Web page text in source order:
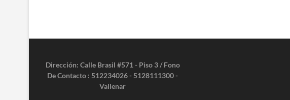
Dirección: Calle Brasil #571 - Piso 3 / Fono
De Contacto : 512234026 - 5128111300 -
Vallenar